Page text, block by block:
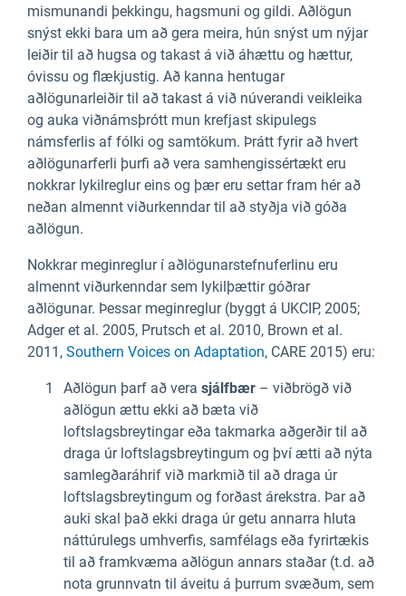
mismunandi þekkingu, hagsmuni og gildi. Aðlögun
snýst ekki bara um að gera meira, hún snýst um nýjar
leiðir til að hugsa og takast á við áhættu og hættur,
óvissu og flækjustig. Að kanna hentugar
aðlögunarleiðir til að takast á við núverandi veikleika
og auka viðnámsþrótt mun krefjast skipulegs
námsferlis af fólki og samtökum. Þrátt fyrir að hvert
aðlögunarferli þurfi að vera samhengissértækt eru
nokkrar lykilreglur eins og þær eru settar fram hér að
neðan almennt viðurkenndar til að styðja við góða
aðlögun.
Nokkrar meginreglur í aðlögunarstefnuferlinu eru
almennt viðurkenndar sem lykilþættir góðrar
aðlögunar. Þessar meginreglur (byggt á UKCIP, 2005;
Adger et al. 2005, Prutsch et al. 2010, Brown et al.
2011, Southern Voices on Adaptation, CARE 2015) eru:
Aðlögun þarf að vera sjálfbær – viðbrögð við
aðlögun ættu ekki að bæta við
loftslagsbreytingar eða takmarka aðgerðir til að
draga úr loftslagsbreytingum og því ætti að nýta
samlegðaráhrif við markmið til að draga úr
loftslagsbreytingum og forðast árekstra. Þar að
auki skal það ekki draga úr getu annarra hluta
náttúrulegs umhverfis, samfélags eða fyrirtækis
til að framkvæma aðlögun annars staðar (t.d. að
nota grunnvatn til áveitu á þurrum svæðum, sem